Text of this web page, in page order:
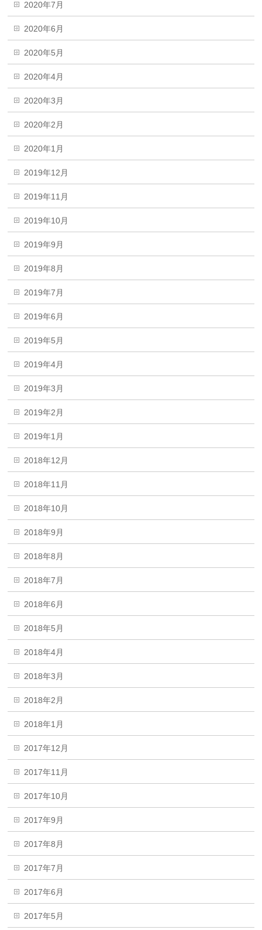
2020年7月
2020年6月
2020年5月
2020年4月
2020年3月
2020年2月
2020年1月
2019年12月
2019年11月
2019年10月
2019年9月
2019年8月
2019年7月
2019年6月
2019年5月
2019年4月
2019年3月
2019年2月
2019年1月
2018年12月
2018年11月
2018年10月
2018年9月
2018年8月
2018年7月
2018年6月
2018年5月
2018年4月
2018年3月
2018年2月
2018年1月
2017年12月
2017年11月
2017年10月
2017年9月
2017年8月
2017年7月
2017年6月
2017年5月